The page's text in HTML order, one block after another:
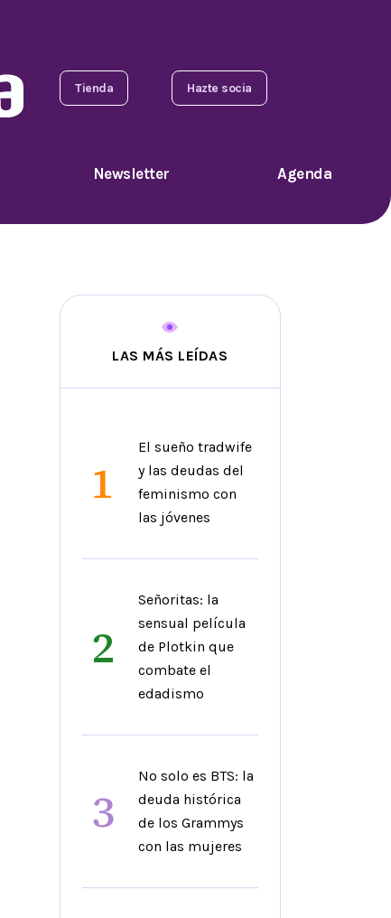
Tienda Hazte socia
Newsletter Agenda
LAS MÁS LEÍDAS
1
El sueño tradwife
y las deudas del
feminismo con
las jóvenes
2
Señoritas: la
sensual película
de Plotkin que
combate el
edadismo
3
No solo es BTS: la
deuda histórica
de los Grammys
con las mujeres